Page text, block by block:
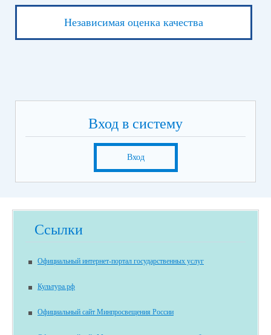
Независимая оценка качества
Вход в систему
Вход
Ссылки
Официальный интернет-портал государственных услуг
Культура.рф
Официальный сайт Минпросвещения России